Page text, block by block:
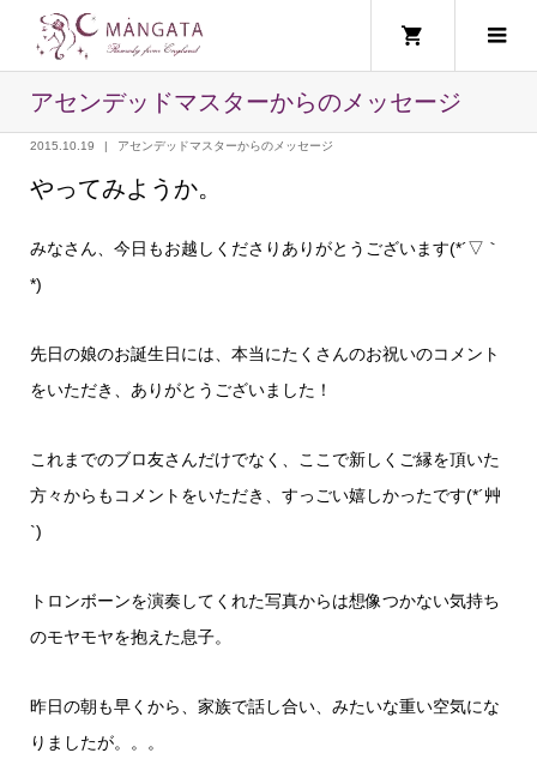
アセンデッドマスターからのメッセージ
2015.10.19 アセンデッドマスターからのメッセージ
やってみようか。
みなさん、今日もお越しくださりありがとうございます(*´▽｀
*)
先日の娘のお誕生日には、本当にたくさんのお祝いのコメント
をいただき、ありがとうございました！
これまでのブロ友さんだけでなく、ここで新しくご縁を頂いた
方々からもコメントをいただき、すっごい嬉しかったです(*´艸
`)
トロンボーンを演奏してくれた写真からは想像つかない気持ち
のモヤモヤを抱えた息子。
昨日の朝も早くから、家族で話し合い、みたいな重い空気にな
りましたが。。。